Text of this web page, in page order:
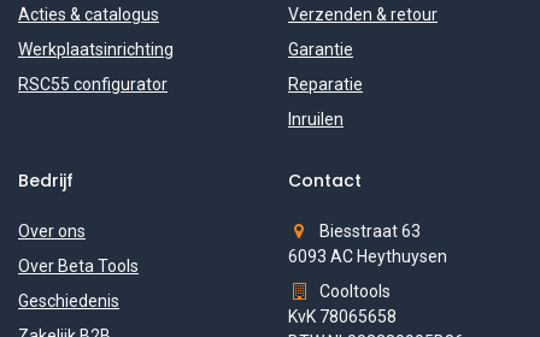
Acties & catalogus
Werkplaatsinrichting
RSC55 configurator
Verzenden & retour
Garantie
Reparatie
Inruilen
Bedrijf
Over ons
Over Beta Tools
Geschiedenis
Contact
Biesstraat 63
6093 AC Heythuysen
Cooltools
KvK 78065658